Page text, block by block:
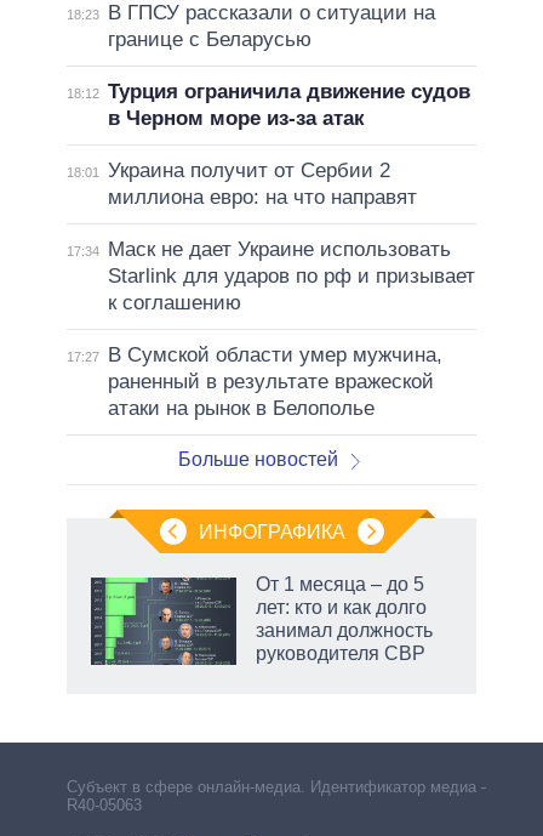
18:23
В ГПСУ рассказали о ситуации на
границе с Беларусью
18:12 Турция ограничила движение судов
в Черном море из-за атак
18:01
Украина получит от Сербии 2
миллиона евро: на что направят
17:34
Маск не дает Украине использовать
Starlink для ударов по рф и призывает
к соглашению
17:27
В Сумской области умер мужчина,
раненный в результате вражеской
атаки на рынок в Белополье
Больше новостей
ИНФОГРАФИКА
От 1 месяца – до 5
лет: кто и как долго
занимал должность
руководителя СВР
Субъект в сфере онлайн-медиа. Идентификатор медиа –
R40-05063